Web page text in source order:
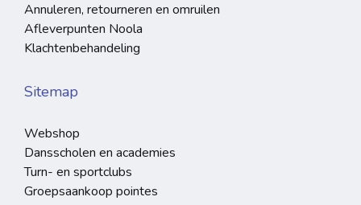
Annuleren, retourneren en omruilen
Afleverpunten Noola
Klachtenbehandeling
Sitemap
Webshop
Dansscholen en academies
Turn- en sportclubs
Groepsaankoop pointes